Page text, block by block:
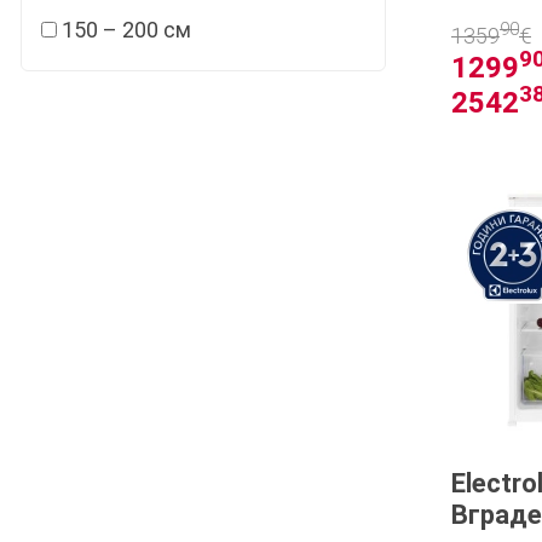
150 – 200 см
1299
2542
135990€